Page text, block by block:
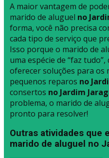
A maior vantagem de
marido de aluguel no
forma, você não precisa
cada tipo de serviço que
Isso porque o marido de
uma espécie de “faz
oferecer soluções para os
pequenos reparos no
consertos no Jardim
problema, o marido de
pronto para resolver!
Outras atividades que
marido de aluguel no